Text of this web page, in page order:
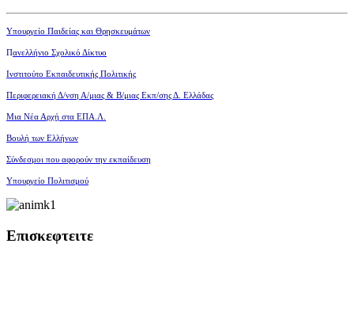
Υπουργείο Παιδείας και Θρησκευμάτων
Πανελλήνιο Σχολικό Δίκτυο
Ινστιτούτο Εκπαιδευτικής Πολιτικής
Περιφερειακή Δ/νση Α/μιας & Β/μιας Εκπ/σης Δ. Ελλάδας
Μια Νέα Αρχή στα ΕΠΑ.Λ.
Βουλή των Ελλήνων
Σύνδεσμοι που αφορούν την εκπαίδευση
Υπουργείο Πολιτισμού
Επισκεφτειτε